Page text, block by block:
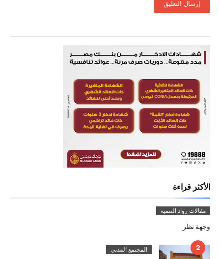
الأكثر قراءة
مقالات رواد التنمية
وجهة نظر
المجتمع المدني